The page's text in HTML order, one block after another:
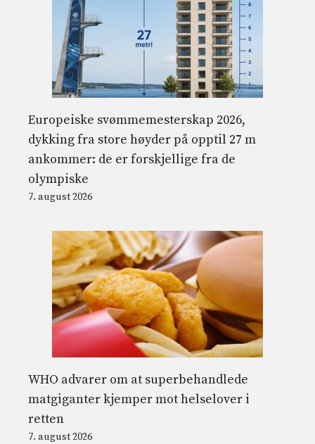
Europeiske svømmemesterskap 2026,
dykking fra store høyder på opptil 27 m
ankommer: de er forskjellige fra de
olympiske
7. august 2026
WHO advarer om at superbehandlede
matgiganter kjemper mot helselover i
retten
7. august 2026